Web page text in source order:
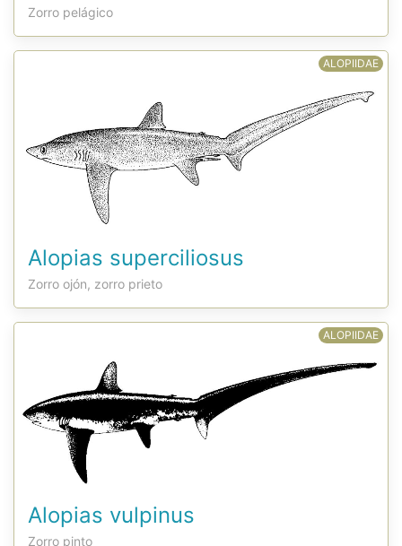
Zorro pelágico
ALOPIIDAE
Alopias superciliosus
Zorro ojón, zorro prieto
ALOPIIDAE
Alopias vulpinus
Zorro pinto